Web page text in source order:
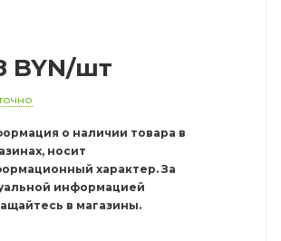
BYN/шт
о наличии товара в
носит
характер. За
информацией
в магазины.